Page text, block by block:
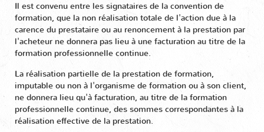
Il est convenu entre les signataires de la convention de
formation, que la non réalisation totale de l'action due à la
carence du prestataire ou au renoncement à la prestation par
l'acheteur ne donnera pas lieu à une facturation au titre de la
formation professionnelle continue.
La réalisation partielle de la prestation de formation,
imputable ou non à l'organisme de formation ou à son client,
ne donnera lieu qu'à facturation, au titre de la formation
professionnelle continue, des sommes correspondantes à la
réalisation effective de la prestation.